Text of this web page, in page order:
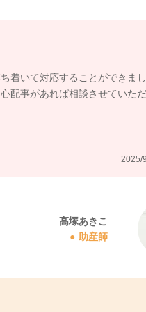
よ。 どうぞお大事になさって
着いて対応することができまし
配事があれば相談させていた
2025/
高塚あきこ
助産師